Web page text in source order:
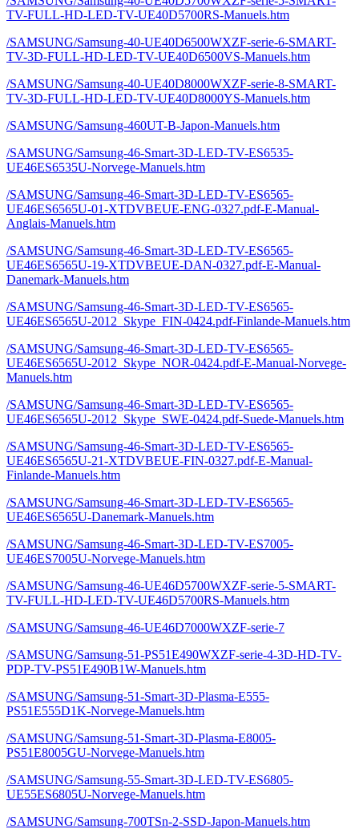
TV-FULL-HD-LED-TV-UE40D5700RS-Manuels.htm
/SAMSUNG/Samsung-40-UE40D6500WXZF-serie-6-SMART-
TV-3D-FULL-HD-LED-TV-UE40D6500VS-Manuels.htm
/SAMSUNG/Samsung-40-UE40D8000WXZF-serie-8-SMART-
TV-3D-FULL-HD-LED-TV-UE40D8000YS-Manuels.htm
/SAMSUNG/Samsung-460UT-B-Japon-Manuels.htm
/SAMSUNG/Samsung-46-Smart-3D-LED-TV-ES6535-
UE46ES6535U-Norvege-Manuels.htm
/SAMSUNG/Samsung-46-Smart-3D-LED-TV-ES6565-
UE46ES6565U-01-XTDVBEUE-ENG-0327.pdf-E-Manual-
Anglais-Manuels.htm
/SAMSUNG/Samsung-46-Smart-3D-LED-TV-ES6565-
UE46ES6565U-19-XTDVBEUE-DAN-0327.pdf-E-Manual-
Danemark-Manuels.htm
/SAMSUNG/Samsung-46-Smart-3D-LED-TV-ES6565-
UE46ES6565U-2012_Skype_FIN-0424.pdf-Finlande-Manuels.htm
/SAMSUNG/Samsung-46-Smart-3D-LED-TV-ES6565-
UE46ES6565U-2012_Skype_NOR-0424.pdf-E-Manual-Norvege-
Manuels.htm
/SAMSUNG/Samsung-46-Smart-3D-LED-TV-ES6565-
UE46ES6565U-2012_Skype_SWE-0424.pdf-Suede-Manuels.htm
/SAMSUNG/Samsung-46-Smart-3D-LED-TV-ES6565-
UE46ES6565U-21-XTDVBEUE-FIN-0327.pdf-E-Manual-
Finlande-Manuels.htm
/SAMSUNG/Samsung-46-Smart-3D-LED-TV-ES6565-
UE46ES6565U-Danemark-Manuels.htm
/SAMSUNG/Samsung-46-Smart-3D-LED-TV-ES7005-
UE46ES7005U-Norvege-Manuels.htm
/SAMSUNG/Samsung-46-UE46D5700WXZF-serie-5-SMART-
TV-FULL-HD-LED-TV-UE46D5700RS-Manuels.htm
/SAMSUNG/Samsung-46-UE46D7000WXZF-serie-7
/SAMSUNG/Samsung-51-PS51E490WXZF-serie-4-3D-HD-TV-
PDP-TV-PS51E490B1W-Manuels.htm
/SAMSUNG/Samsung-51-Smart-3D-Plasma-E555-
PS51E555D1K-Norvege-Manuels.htm
/SAMSUNG/Samsung-51-Smart-3D-Plasma-E8005-
PS51E8005GU-Norvege-Manuels.htm
/SAMSUNG/Samsung-55-Smart-3D-LED-TV-ES6805-
UE55ES6805U-Norvege-Manuels.htm
/SAMSUNG/Samsung-700TSn-2-SSD-Japon-Manuels.htm